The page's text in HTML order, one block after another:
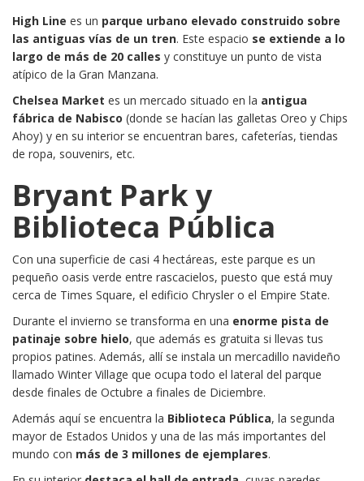
High Line es un parque urbano elevado construido sobre
las antiguas vías de un tren. Este espacio se extiende a lo
largo de más de 20 calles y constituye un punto de vista
atípico de la Gran Manzana.
Chelsea Market es un mercado situado en la antigua
fábrica de Nabisco (donde se hacían las galletas Oreo y Chips
Ahoy) y en su interior se encuentran bares, cafeterías, tiendas
de ropa, souvenirs, etc.
Bryant Park y
Biblioteca Pública
Con una superficie de casi 4 hectáreas, este parque es un
pequeño oasis verde entre rascacielos, puesto que está muy
cerca de Times Square, el edificio Chrysler o el Empire State.
Durante el invierno se transforma en una enorme pista de
patinaje sobre hielo, que además es gratuita si llevas tus
propios patines. Además, allí se instala un mercadillo navideño
llamado Winter Village que ocupa todo el lateral del parque
desde finales de Octubre a finales de Diciembre.
Además aquí se encuentra la Biblioteca Pública, la segunda
mayor de Estados Unidos y una de las más importantes del
mundo con más de 3 millones de ejemplares.